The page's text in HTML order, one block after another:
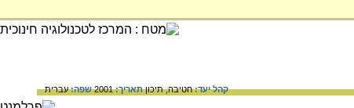
קהל יעד:חטיבה,תיכוןתאריך:2001 שפה:עברית